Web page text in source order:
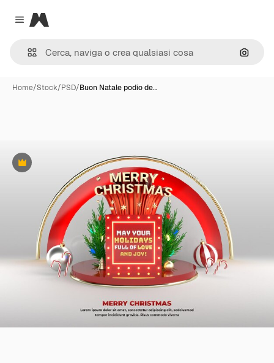
Close menu
Magnific
Cerca
Home/Stock/PSD/Buon Natale podio de…
Premium